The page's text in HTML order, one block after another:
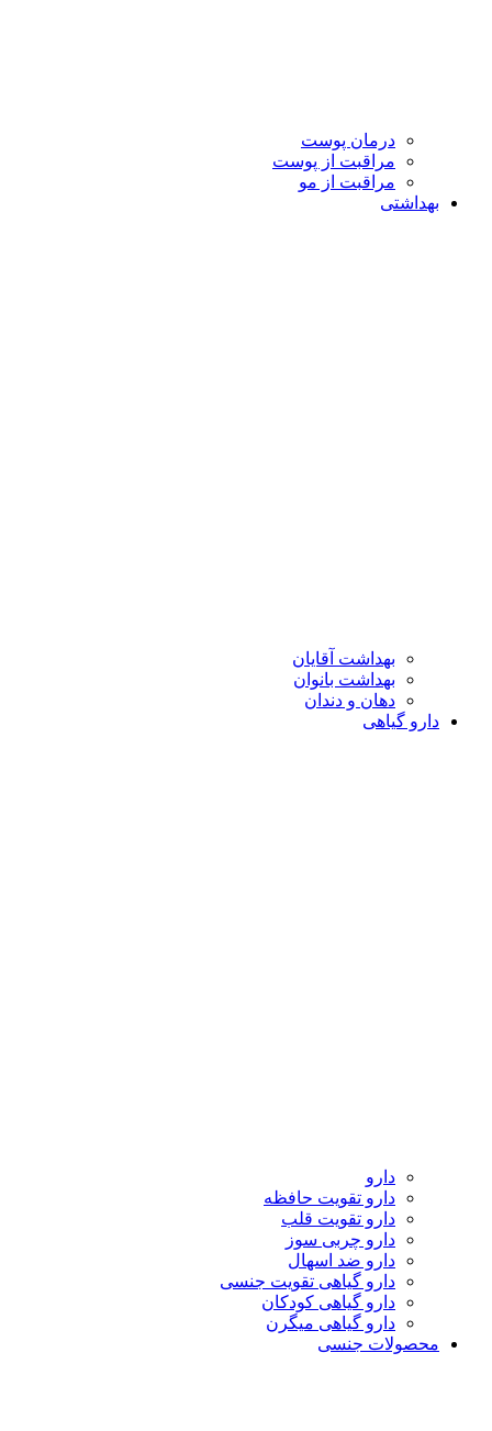
درمان پوست
مراقبت از پوست
مراقبت از مو
بهداشتی
بهداشت آقایان
بهداشت بانوان
دهان و دندان
دارو گیاهی
دارو
دارو تقویت حافظه
دارو تقویت قلب
دارو چربی سوز
دارو ضد اسهال
دارو گیاهی تقویت جنسی
دارو گیاهی کودکان
دارو گیاهی میگرن
محصولات جنسی